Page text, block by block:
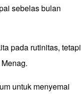
sebelas bulan
pada rutinitas, tetapi
untuk menyemai